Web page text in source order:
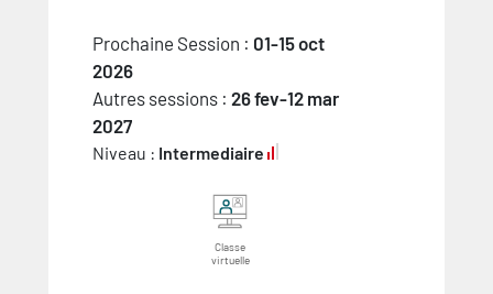
Prochaine Session : 01-15 oct
2026
Autres sessions : 26 fev-12 mar
2027
Niveau : Intermediaire
Classe
virtuelle